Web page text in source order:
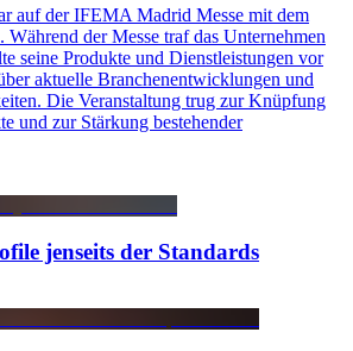
auf der IFEMA Madrid Messe mit dem
Während der Messe traf das Unternehmen
seine Produkte und Dienstleistungen vor
aktuelle Branchenentwicklungen und
Die Veranstaltung trug zur Knüpfung
und zur Stärkung bestehender
jenseits der Standards